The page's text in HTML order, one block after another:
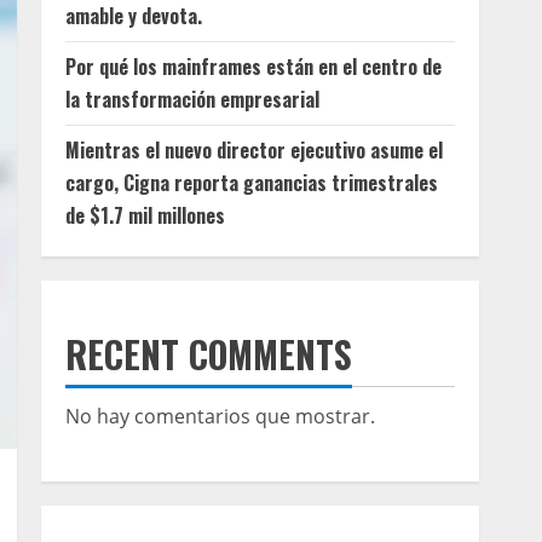
amable y devota.
Por qué los mainframes están en el centro de
la transformación empresarial
Mientras el nuevo director ejecutivo asume el
cargo, Cigna reporta ganancias trimestrales
de $1.7 mil millones
RECENT COMMENTS
No hay comentarios que mostrar.